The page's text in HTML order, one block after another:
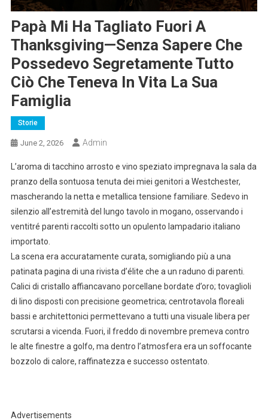
Papà Mi Ha Tagliato Fuori A
Thanksgiving—Senza Sapere Che
Possedevo Segretamente Tutto
Ciò Che Teneva In Vita La Sua
Famiglia
Storie
June 2, 2026 Admin
L’aroma di tacchino arrosto e vino speziato impregnava la sala da
pranzo della sontuosa tenuta dei miei genitori a Westchester,
mascherando la netta e metallica tensione familiare. Sedevo in
silenzio all’estremità del lungo tavolo in mogano, osservando i
ventitré parenti raccolti sotto un opulento lampadario italiano
importato.
La scena era accuratamente curata, somigliando più a una
patinata pagina di una rivista d’élite che a un raduno di parenti.
Calici di cristallo affiancavano porcellane bordate d’oro; tovaglioli
di lino disposti con precisione geometrica; centrotavola floreali
bassi e architettonici permettevano a tutti una visuale libera per
scrutarsi a vicenda. Fuori, il freddo di novembre premeva contro
le alte finestre a golfo, ma dentro l’atmosfera era un soffocante
bozzolo di calore, raffinatezza e successo ostentato.
Advertisements